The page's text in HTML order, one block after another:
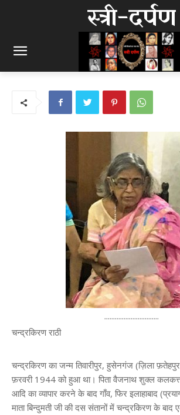
स्त्री-दर्पण
...............................
चन्द्रकिरण राठी
चन्द्रकिरण का जन्म तिवारीपुर, हुसेनगंज (ज़िला
फ़रवरी 1944 को हुआ था। पिता वैजनाथ शुक्ल
आदि का व्यापार करने के बाद गाँव, फिर इलाहाबाद
माता बिन्दुमती जी की दस संतानों में चन्द्रकिरण के बाद